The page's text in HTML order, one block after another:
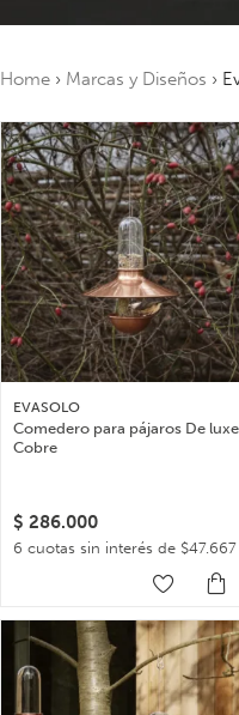
Home › Marcas y Diseños ›
EVASOLO
Comedero para pájaros De luxe
Cobre
$ 286.000
6 cuotas sin interés de $47.667